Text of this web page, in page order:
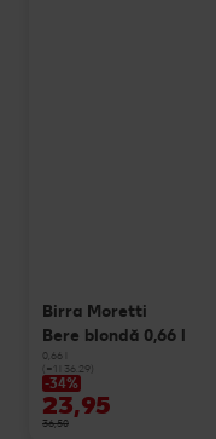
Birra Moretti
Bere blondă 0,66 l
0,66 l
(=1 l 36.29)
-34%
23,95
36,50